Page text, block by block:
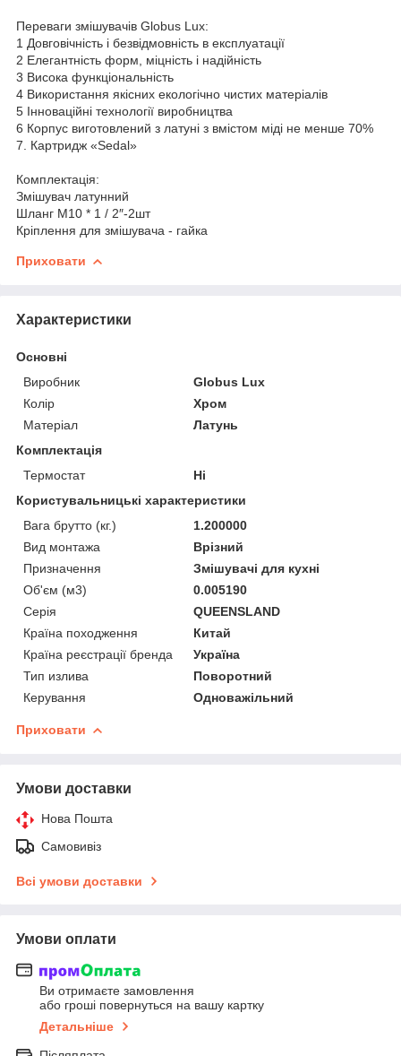
Переваги змішувачів Globus Lux:
1 Довговічність і безвідмовність в експлуатації
2 Елегантність форм, міцність і надійність
3 Висока функціональність
4 Використання якісних екологічно чистих матеріалів
5 Інноваційні технології виробництва
6 Корпус виготовлений з латуні з вмістом міді не менше 70%
7. Картридж «Sedal»
Комплектація:
Змішувач латунний
Шланг М10 * 1 / 2″-2шт
Кріплення для змішувача - гайка
Приховати
Характеристики
Основні
Виробник
Globus Lux
Колір
Хром
Матеріал
Латунь
Комплектація
Термостат
Ні
Користувальницькі характеристики
Вага брутто (кг.)
1.200000
Вид монтажа
Врізний
Призначення
Змішувачі для кухні
Об'єм (м3)
0.005190
Серія
QUEENSLAND
Країна походження
Китай
Країна реєстрації бренда
Україна
Тип излива
Поворотний
Керування
Одноважільний
Приховати
Умови доставки
Нова Пошта
Самовивіз
Всі умови доставки
Умови оплати
Ви отримаєте замовлення
або гроші повернуться на вашу картку
Детальніше